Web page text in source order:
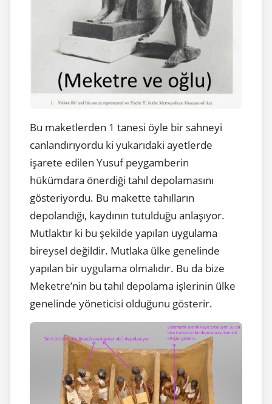
Bu maketlerden 1 tanesi öyle bir sahneyi
canlandırıyordu ki yukarıdaki ayetlerde
işarete edilen Yusuf peygamberin
hükümdara önerdiği tahıl depolamasını
gösteriyordu. Bu makette tahılların
depolandığı, kaydının tutulduğu anlaşıyor.
Mutlaktır ki bu şekilde yapılan uygulama
bireysel değildir. Mutlaka ülke genelinde
yapılan bir uygulama olmalıdır. Bu da bize
Meketre’nin bu tahıl depolama işlerinin ülke
genelinde yöneticisi olduğunu gösterir.